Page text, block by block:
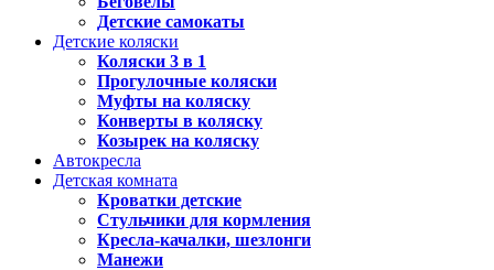
Детские самокаты
Детские коляски
Коляски 3 в 1
Прогулочные коляски
Муфты на коляску
Конверты в коляску
Козырек на коляску
Автокресла
Детская комната
Кроватки детские
Стульчики для кормления
Кресла-качалки, шезлонги
Манежи